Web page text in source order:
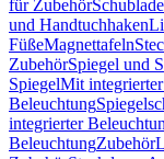
für Zubehör
und Handtuchhaken
FüßeMagnettafeln
ZubehörSpiegel und
SpiegelMit
Beleuchtung
integrierter
BeleuchtungZubehör